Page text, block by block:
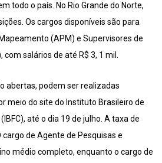
todo o país. No Rio Grande do Norte,
Os cargos disponíveis são para
(APM) e Supervisores de
com salários de até R$ 3, 1 mil.
abertas, podem ser realizadas
meio do site do Instituto Brasileiro de
até o dia 19 de julho. A taxa de
cargo de Agente de Pesquisas e
médio completo, enquanto o cargo de